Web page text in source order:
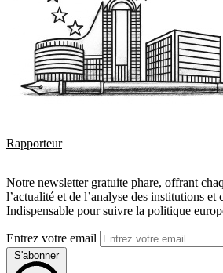
Rapporteur
Notre newsletter gratuite phare, offrant
l’actualité et de l’analyse des institutions et
Indispensable pour suivre la politique
Entrez votre email
S'abonner